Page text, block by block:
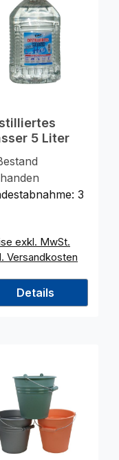
5 Liter
3
exkl. MwSt.
Versandkosten
Details